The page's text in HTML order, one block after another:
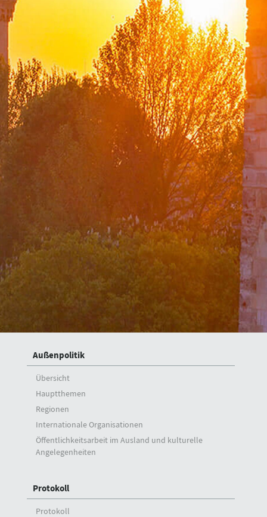
Ermordete türkische Diplomaten/Beamten und deren
Ausstellungen in der Suna Çokgür Ilıcak Kunstgalerie
Zentrum für strategische Forschung
Solidaritätsverein der Ehepartner von Mitarbeitern des
Außenministeriums
Diplomatische Akademie
Minister
Mitteilungen
Reden
Interviews
Stellvertretende Minister
A. Berris Ekinci
Mehmet Kemal Bozay
Musa Kulaklıkaya
Zeki Levent Gümrükçü
Außenpolitik
Übersicht
Hauptthemen
Regionen
Internationale Organisationen
Öffentlichkeitsarbeit im Ausland und kulturelle
Angelegenheiten
Protokoll
Protokoll